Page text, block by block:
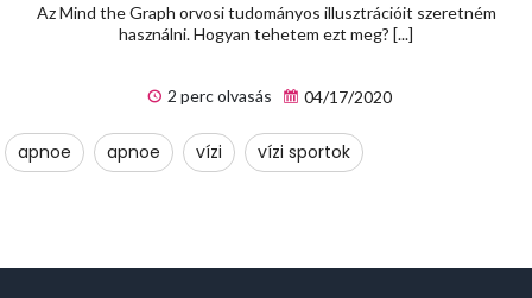
Az Mind the Graph orvosi tudományos illusztrációit szeretném
használni. Hogyan tehetem ezt meg? [...]
2 perc olvasás 04/17/2020
apnoe apnoe vízi vízi sportok